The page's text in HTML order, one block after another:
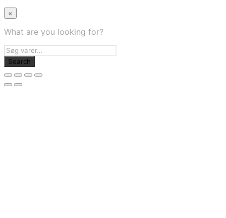
×
What are you looking for?